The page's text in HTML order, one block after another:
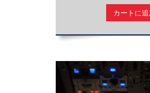
カートに追